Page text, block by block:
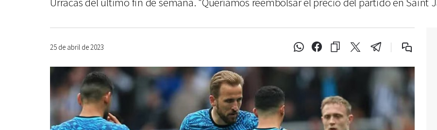
Urracas del último fin de semana. "Queríamos reembolsar el precio del partido en Saint
25 de abril de 2023